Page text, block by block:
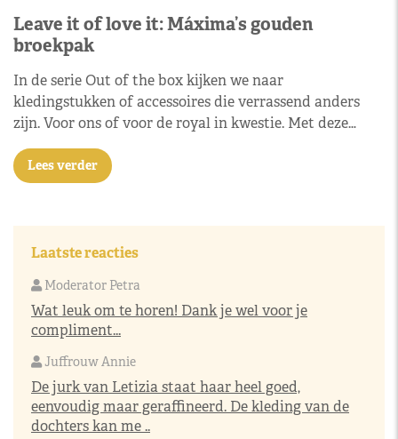
Leave it of love it: Máxima’s gouden
broekpak
In de serie Out of the box kijken we naar
kledingstukken of accessoires die verrassend anders
zijn. Voor ons of voor de royal in kwestie. Met deze…
Lees verder
Laatste reacties
Moderator Petra
Wat leuk om te horen! Dank je wel voor je
compliment...
Juffrouw Annie
De jurk van Letizia staat haar heel goed,
eenvoudig maar geraffineerd. De kleding van de
dochters kan me ..